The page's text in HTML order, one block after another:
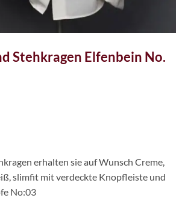
Stehkragen Elfenbein No.
erhalten sie auf Wunsch Creme,
slimfit mit verdeckte Knopfleiste und
No:03